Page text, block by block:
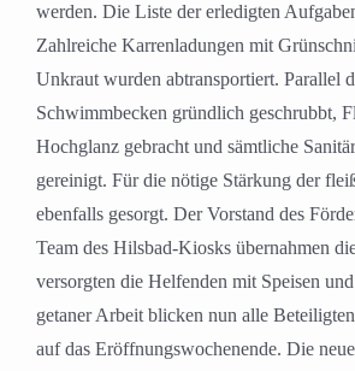
werden. Die Liste der erledigten
Zahlreiche Karrenladungen mit
Unkraut wurden abtransportiert. Parallel
Schwimmbecken gründlich geschrubbt,
Hochglanz gebracht und sämtliche
gereinigt. Für die nötige Stärkung der
ebenfalls gesorgt. Der Vorstand des
Team des Hilsbad-Kiosks übernahmen
versorgten die Helfenden mit Speisen
getaner Arbeit blicken nun alle
auf das Eröffnungswochenende. Die